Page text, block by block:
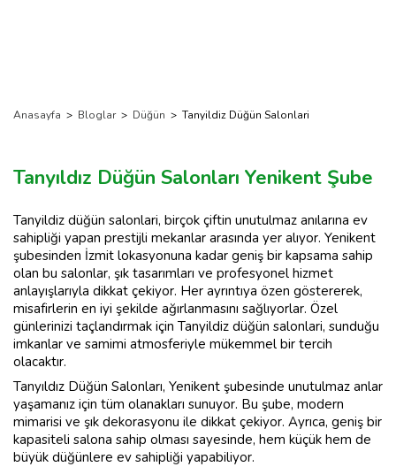
Anasayfa > Bloglar > Düğün > Tanyildiz Düğün Salonlari
Tanyıldız Düğün Salonları Yenikent Şube
Tanyildiz düğün salonlari, birçok çiftin unutulmaz anılarına ev
sahipliği yapan prestijli mekanlar arasında yer alıyor. Yenikent
şubesinden İzmit lokasyonuna kadar geniş bir kapsama sahip
olan bu salonlar, şık tasarımları ve profesyonel hizmet
anlayışlarıyla dikkat çekiyor. Her ayrıntıya özen göstererek,
misafirlerin en iyi şekilde ağırlanmasını sağlıyorlar. Özel
günlerinizi taçlandırmak için Tanyildiz düğün salonlari, sunduğu
imkanlar ve samimi atmosferiyle mükemmel bir tercih
olacaktır.
Tanyıldız Düğün Salonları, Yenikent şubesinde unutulmaz anlar
yaşamanız için tüm olanakları sunuyor. Bu şube, modern
mimarisi ve şık dekorasyonu ile dikkat çekiyor. Ayrıca, geniş bir
kapasiteli salona sahip olması sayesinde, hem küçük hem de
büyük düğünlere ev sahipliği yapabiliyor.